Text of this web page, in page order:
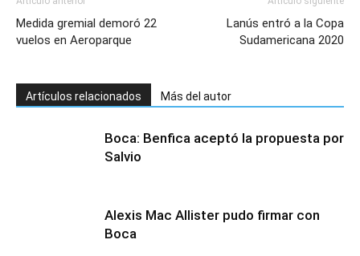
Medida gremial demoró 22
vuelos en Aeroparque
Lanús entró a la Copa
Sudamericana 2020
Artículos relacionados Más del autor
Boca: Benfica aceptó la propuesta por
Salvio
Alexis Mac Allister pudo firmar con
Boca